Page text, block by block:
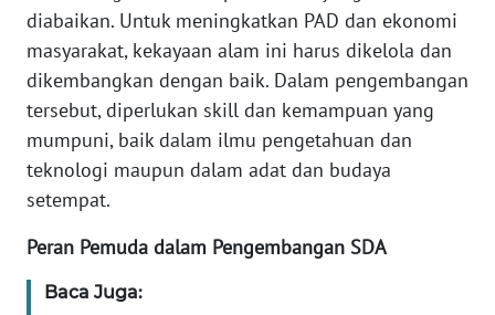
diabaikan. Untuk meningkatkan PAD dan ekonomi
masyarakat, kekayaan alam ini harus dikelola dan
dikembangkan dengan baik. Dalam pengembangan
tersebut, diperlukan skill dan kemampuan yang
mumpuni, baik dalam ilmu pengetahuan dan
teknologi maupun dalam adat dan budaya
setempat.
Peran Pemuda dalam Pengembangan SDA
Baca Juga:
RIAU
WN
SERAMBI
WN
SULTRA